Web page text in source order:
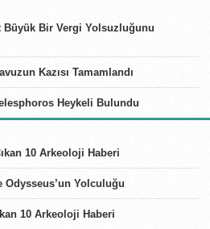
Büyük Bir Vergi Yolsuzluğunu
Kazısı Tamamlandı
Heykeli Bulundu
10 Arkeoloji Haberi
Yolculuğu
10 Arkeoloji Haberi